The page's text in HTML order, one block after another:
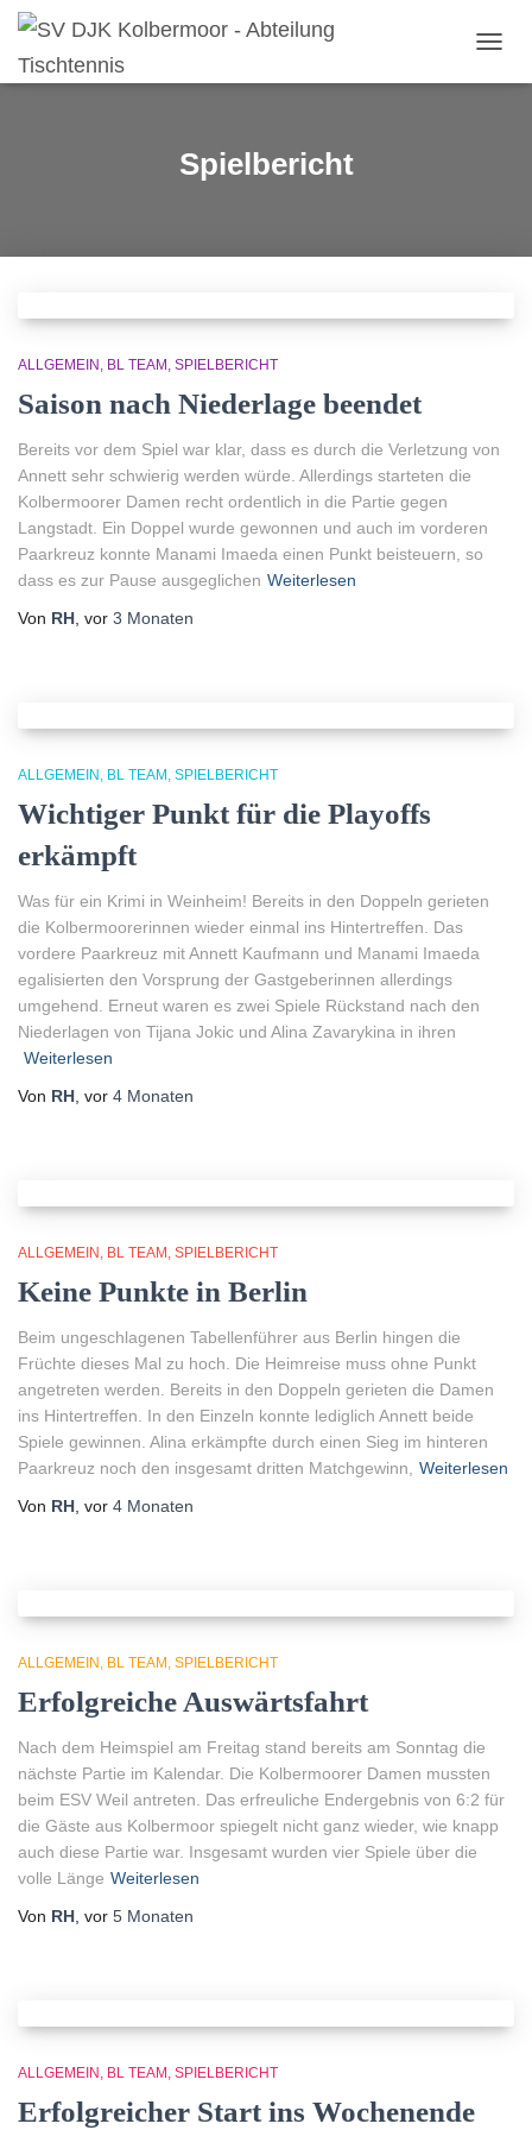
Spielbericht
ALLGEMEIN BL TEAM SPIELBERICHT
Saison nach Niederlage beendet
Bereits vor dem Spiel war klar, dass es durch die Verletzung von
Annett sehr schwierig werden würde. Allerdings starteten die
Kolbermoorer Damen recht ordentlich in die Partie gegen
Langstadt. Ein Doppel wurde gewonnen und auch im vorderen
Paarkreuz konnte Manami Imaeda einen Punkt beisteuern, so
dass es zur Pause ausgeglichen Weiterlesen
Von RH , vor 3 Monaten
ALLGEMEIN BL TEAM SPIELBERICHT
Wichtiger Punkt für die Playoffs
erkämpft
Was für ein Krimi in Weinheim! Bereits in den Doppeln gerieten
die Kolbermoorerinnen wieder einmal ins Hintertreffen. Das
vordere Paarkreuz mit Annett Kaufmann und Manami Imaeda
egalisierten den Vorsprung der Gastgeberinnen allerdings
umgehend. Erneut waren es zwei Spiele Rückstand nach den
Niederlagen von Tijana Jokic und Alina Zavarykina in ihren
Weiterlesen
Von RH , vor 4 Monaten
ALLGEMEIN BL TEAM SPIELBERICHT
Keine Punkte in Berlin
Beim ungeschlagenen Tabellenführer aus Berlin hingen die
Früchte dieses Mal zu hoch. Die Heimreise muss ohne Punkt
angetreten werden. Bereits in den Doppeln gerieten die Damen
ins Hintertreffen. In den Einzeln konnte lediglich Annett beide
Spiele gewinnen. Alina erkämpfte durch einen Sieg im hinteren
Paarkreuz noch den insgesamt dritten Matchgewinn,
Weiterlesen
Von RH , vor 4 Monaten
ALLGEMEIN BL TEAM SPIELBERICHT
Erfolgreiche Auswärtsfahrt
Nach dem Heimspiel am Freitag stand bereits am Sonntag die
nächste Partie im Kalendar. Die Kolbermoorer Damen mussten
beim ESV Weil antreten. Das erfreuliche Endergebnis von 6:2 für
die Gäste aus Kolbermoor spiegelt nicht ganz wieder, wie knapp
auch diese Partie war. Insgesamt wurden vier Spiele über die
volle Länge Weiterlesen
Von RH , vor 5 Monaten
ALLGEMEIN BL TEAM SPIELBERICHT
Erfolgreicher Start ins Wochenende